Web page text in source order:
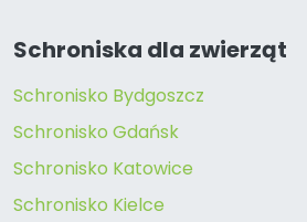
Schroniska dla zwierząt
Schronisko Bydgoszcz
Schronisko Gdańsk
Schronisko Katowice
Schronisko Kielce